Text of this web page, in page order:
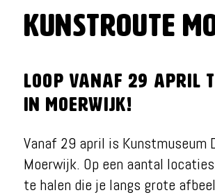
Kunstroute
Loop vanaf 29 april
in Moerwijk!
Vanaf 29 april is Kunstmuseum
Moerwijk. Op een aantal
te halen die je langs grote